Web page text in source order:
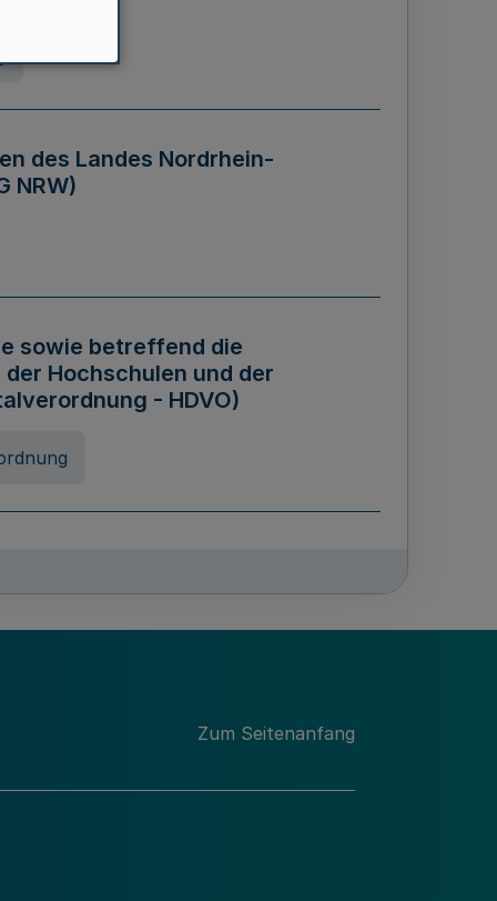
des Landes Nordrhein-
NRW)
sowie betreffend die
Hochschulen und der
- HDVO)
des Landes Nordrhein-
Zum Seitenanfang